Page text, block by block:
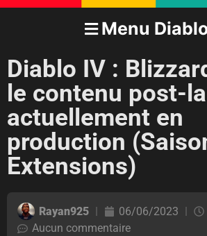
Menu
Diablo IV :
le contenu post-
actuellement en
production
Extensions)
Rayan925 06/06/2023
Aucun commentaire